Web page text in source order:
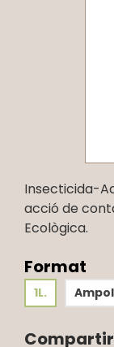
Insecticida-
acció de
Ecològica.
Format
1L.